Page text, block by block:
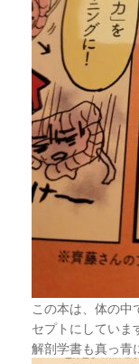
この本は、体の
セプトにしていま
解剖学書も真っ青